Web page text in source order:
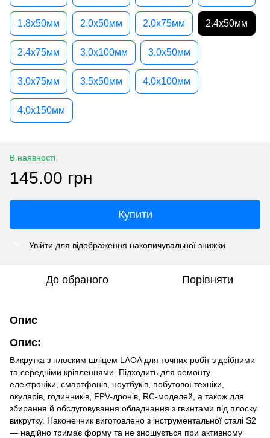
1.8x50мм 2.0x50мм 2.0x75мм 2.4x50мм
2.4x75мм 3.0x100мм 3.0x50мм
3.0x75мм 3.5x50мм 4.0x100мм
4.0x150мм
В наявності
145.00 грн
Купити
Увійти для відображення накопичувальної знижки
До обраного Порівняти
Опис
Опис:
Викрутка з плоским шліцем LAOA для точних робіт з дрібними
та середніми кріпленнями. Підходить для ремонту
електроніки, смартфонів, ноутбуків, побутової техніки,
окулярів, годинників, FPV-дронів, RC-моделей, а також для
збирання й обслуговування обладнання з гвинтами під плоску
викрутку. Наконечник виготовлено з інструментальної сталі S2
— надійно тримає форму та не зношується при активному